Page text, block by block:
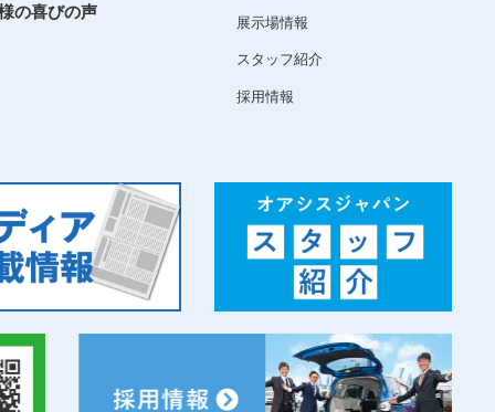
の喜びの声
展示場情報
スタッフ紹介
採用情報